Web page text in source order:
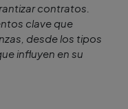
contratos.
clave que
desde los tipos
influyen en su